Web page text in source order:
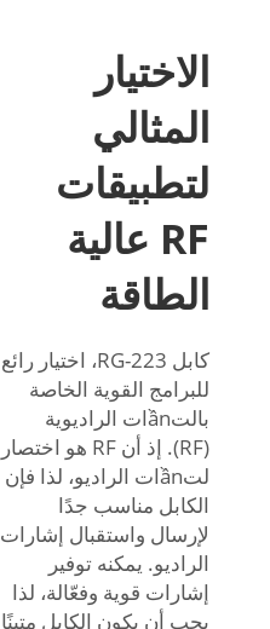
الاختيار
المثالي
لتطبيقات
RF عالية
الطاقة
كابل RG-223، اختيار رائع
للبرامج القوية الخاصة
بالتầnات الراديوية
(RF). إذ أن RF هو اختصار
لتầnات الراديو، لذا فإن
الكابل مناسب جدًا
لإرسال واستقبال إشارات
الراديو. يمكنه توفير
إشارات قوية وفعّالة، لذا
يجب أن يكون الكابل متينًا